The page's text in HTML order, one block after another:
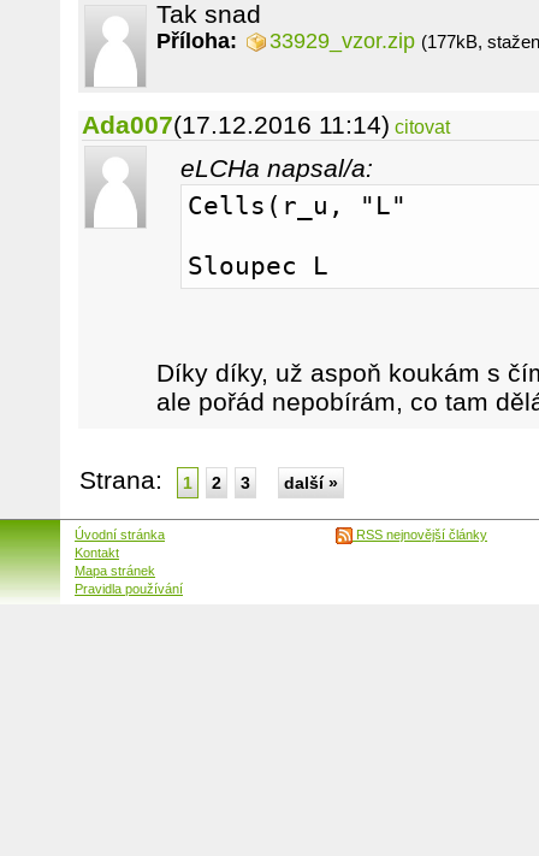
Tak snad
Příloha: 33929_vzor.zip (177kB,
Ada007(17.12.2016 11:14) citovat
eLCHa napsal/a:
Cells(r_u, "L"
Sloupec L
Díky díky, už aspoň koukám s
ale pořád nepobírám, co tam
Strana: 1 2 3 další »
Úvodní stránka
Kontakt
Mapa stránek
Pravidla používání
RSS nejnovější články